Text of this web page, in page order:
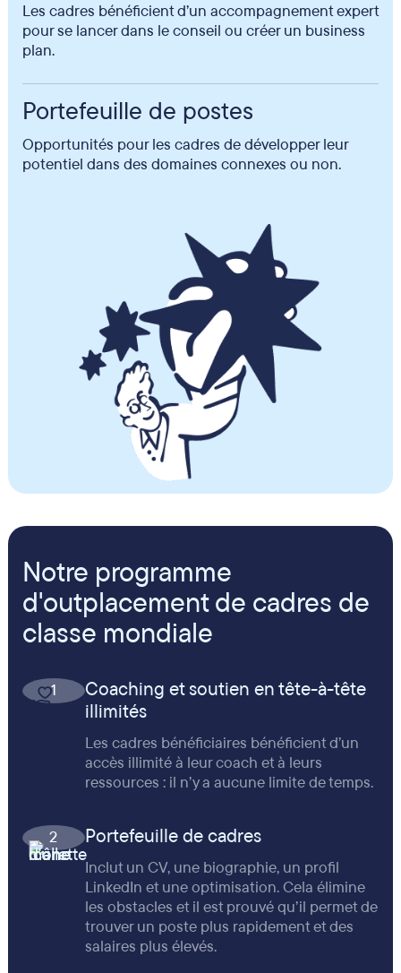
Les cadres bénéficient d’un accompagnement expert
pour se lancer dans le conseil ou créer un business
plan.
Portefeuille de postes
Opportunités pour les cadres de développer leur
potentiel dans des domaines connexes ou non.
Notre programme
d'outplacement de cadres de
classe mondiale
1
Coaching et soutien en tête-à-tête
illimités
Les cadres bénéficiaires bénéficient d’un
accès illimité à leur coach et à leurs
ressources : il n’y a aucune limite de temps.
2 Portefeuille de cadres
Inclut un CV, une biographie, un profil
LinkedIn et une optimisation. Cela élimine
les obstacles et il est prouvé qu’il permet de
trouver un poste plus rapidement et des
salaires plus élevés.